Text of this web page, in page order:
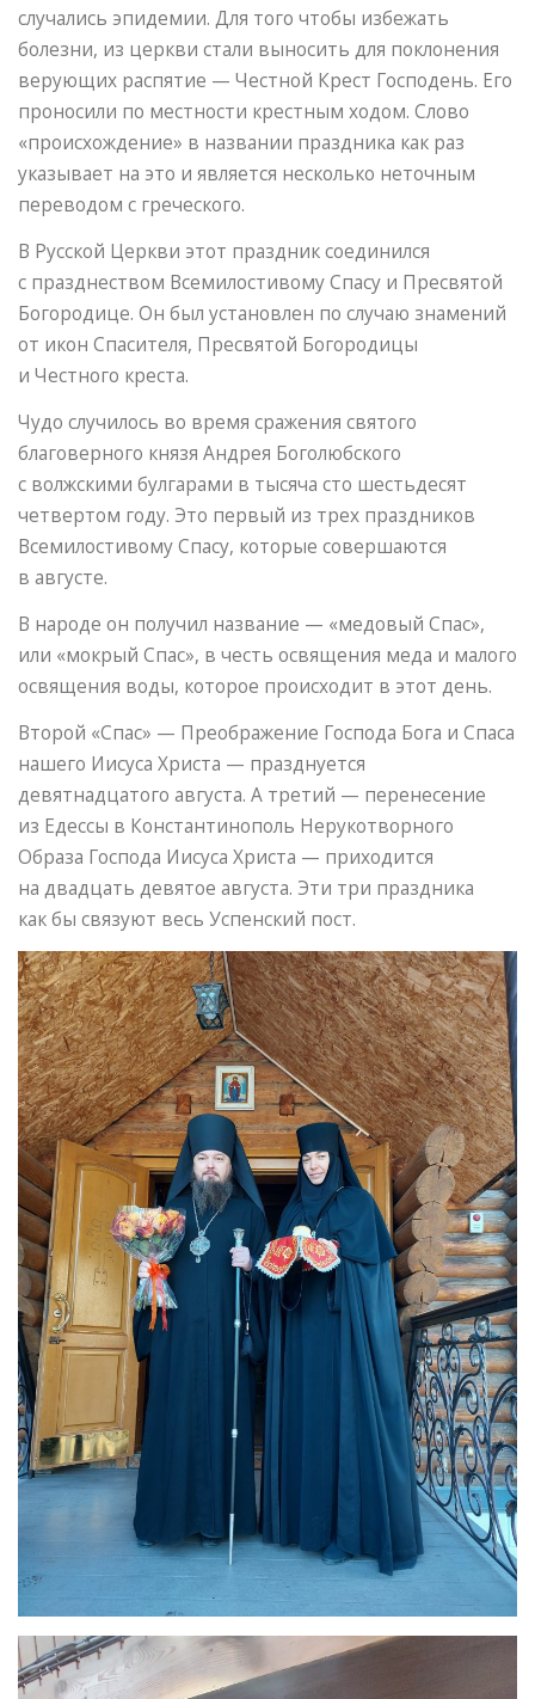
случались эпидемии. Для того чтобы избежать
болезни, из церкви стали выносить для поклонения
верующих распятие — Честной Крест Господень. Его
проносили по местности крестным ходом. Слово
«происхождение» в названии праздника как раз
указывает на это и является несколько неточным
переводом с греческого.
В Русской Церкви этот праздник соединился
с празднеством Всемилостивому Спасу и Пресвятой
Богородице. Он был установлен по случаю знамений
от икон Спасителя, Пресвятой Богородицы
и Честного креста.
Чудо случилось во время сражения святого
благоверного князя Андрея Боголюбского
с волжскими булгарами в тысяча сто шестьдесят
четвертом году. Это первый из трех праздников
Всемилостивому Спасу, которые совершаются
в августе.
В народе он получил название — «медовый Спас»,
или «мокрый Спас», в честь освящения меда и малого
освящения воды, которое происходит в этот день.
Второй «Спас» — Преображение Господа Бога и Спаса
нашего Иисуса Христа — празднуется
девятнадцатого августа. А третий — перенесение
из Едессы в Константинополь Нерукотворного
Образа Господа Иисуса Христа — приходится
на двадцать девятое августа. Эти три праздника
как бы связуют весь Успенский пост.